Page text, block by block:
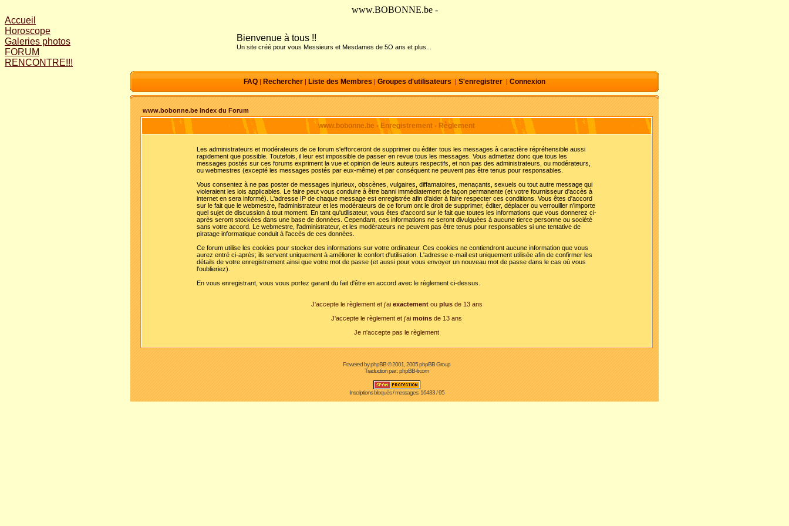
www.BOBONNE.be -
Accueil
Horoscope
Galeries photos
FORUM
RENCONTRE!!!
Bienvenue à tous !!
Un site créé pour vous Messieurs et Mesdames de 5O ans et plus...
FAQ| Rechercher| Liste des Membres | Groupes d'utilisateurs | S'enregistrer| Connexion
www.bobonne.be Index du Forum
www.bobonne.be - Enregistrement - Règlement
Les administrateurs et modérateurs de ce forum s'efforceront de supprimer ou éditer tous les messages à caractère répréhensible aussi
rapidement que possible. Toutefois, il leur est impossible de passer en revue tous les messages. Vous admettez donc que tous les
messages postés sur ces forums expriment la vue et opinion de leurs auteurs respectifs, et non pas des administrateurs, ou modérateurs,
ou webmestres (excepté les messages postés par eux-même) et par conséquent ne peuvent pas être tenus pour responsables.
Vous consentez à ne pas poster de messages injurieux, obscènes, vulgaires, diffamatoires, menaçants, sexuels ou tout autre message qui
violeraient les lois applicables. Le faire peut vous conduire à être banni immédiatement de façon permanente (et votre fournisseur d'accès à
internet en sera informé). L'adresse IP de chaque message est enregistrée afin d'aider à faire respecter ces conditions. Vous êtes d'accord
sur le fait que le webmestre, l'administrateur et les modérateurs de ce forum ont le droit de supprimer, éditer, déplacer ou verrouiller n'importe
quel sujet de discussion à tout moment. En tant qu'utilisateur, vous êtes d'accord sur le fait que toutes les informations que vous donnerez ci-
après seront stockées dans une base de données. Cependant, ces informations ne seront divulguées à aucune tierce personne ou société
sans votre accord. Le webmestre, l'administrateur, et les modérateurs ne peuvent pas être tenus pour responsables si une tentative de
piratage informatique conduit à l'accès de ces données.
Ce forum utilise les cookies pour stocker des informations sur votre ordinateur. Ces cookies ne contiendront aucune information que vous
aurez entré ci-après; ils servent uniquement à améliorer le confort d'utilisation. L'adresse e-mail est uniquement utilisée afin de confirmer les
détails de votre enregistrement ainsi que votre mot de passe (et aussi pour vous envoyer un nouveau mot de passe dans le cas où vous
l'oublieriez).
En vous enregistrant, vous vous portez garant du fait d'être en accord avec le règlement ci-dessus.
J'accepte le règlement et j'ai exactementou plusde 13 ans
J'accepte le règlement et j'ai moins de 13 ans
Je n'accepte pas le règlement
Powered byphpBB© 2001, 2005 phpBB Group
Traduction par :phpBB-fr.com
Inscriptions bloqués / messages: 16433 / 95